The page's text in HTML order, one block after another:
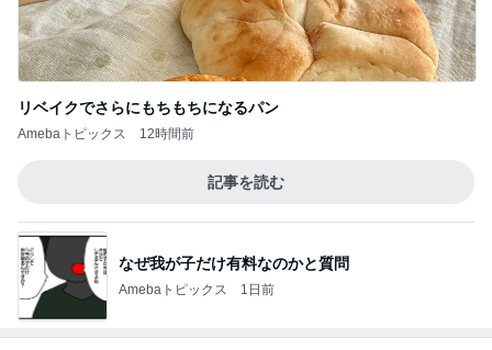
リベイクでさらにもちもちになるパン
Amebaトピックス 12時間前
記事を読む
なぜ我が子だけ有料なのかと質問
Amebaトピックス 1日前